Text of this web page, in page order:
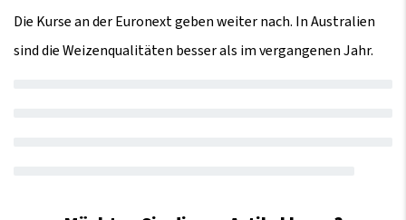
Die Kurse an der Euronext geben weiter nach. In Australien
sind die Weizenqualitäten besser als im vergangenen Jahr.